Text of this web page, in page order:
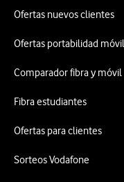
Ofertas nuevos clientes
Ofertas portabilidad móvil
Comparador fibra y móvil
Fibra estudiantes
Ofertas para clientes
Sorteos Vodafone